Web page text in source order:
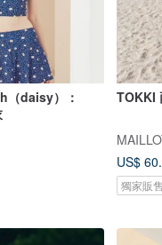
daisy）：
TOKKI
US$
獨家販售